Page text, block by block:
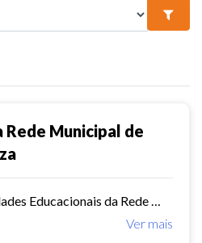
Rede Municipal de
Ver mais